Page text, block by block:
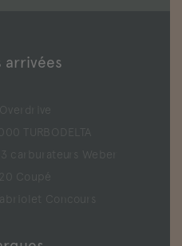
arrivées
TURBODELTA
carburateurs Weber
Coupé
Concours